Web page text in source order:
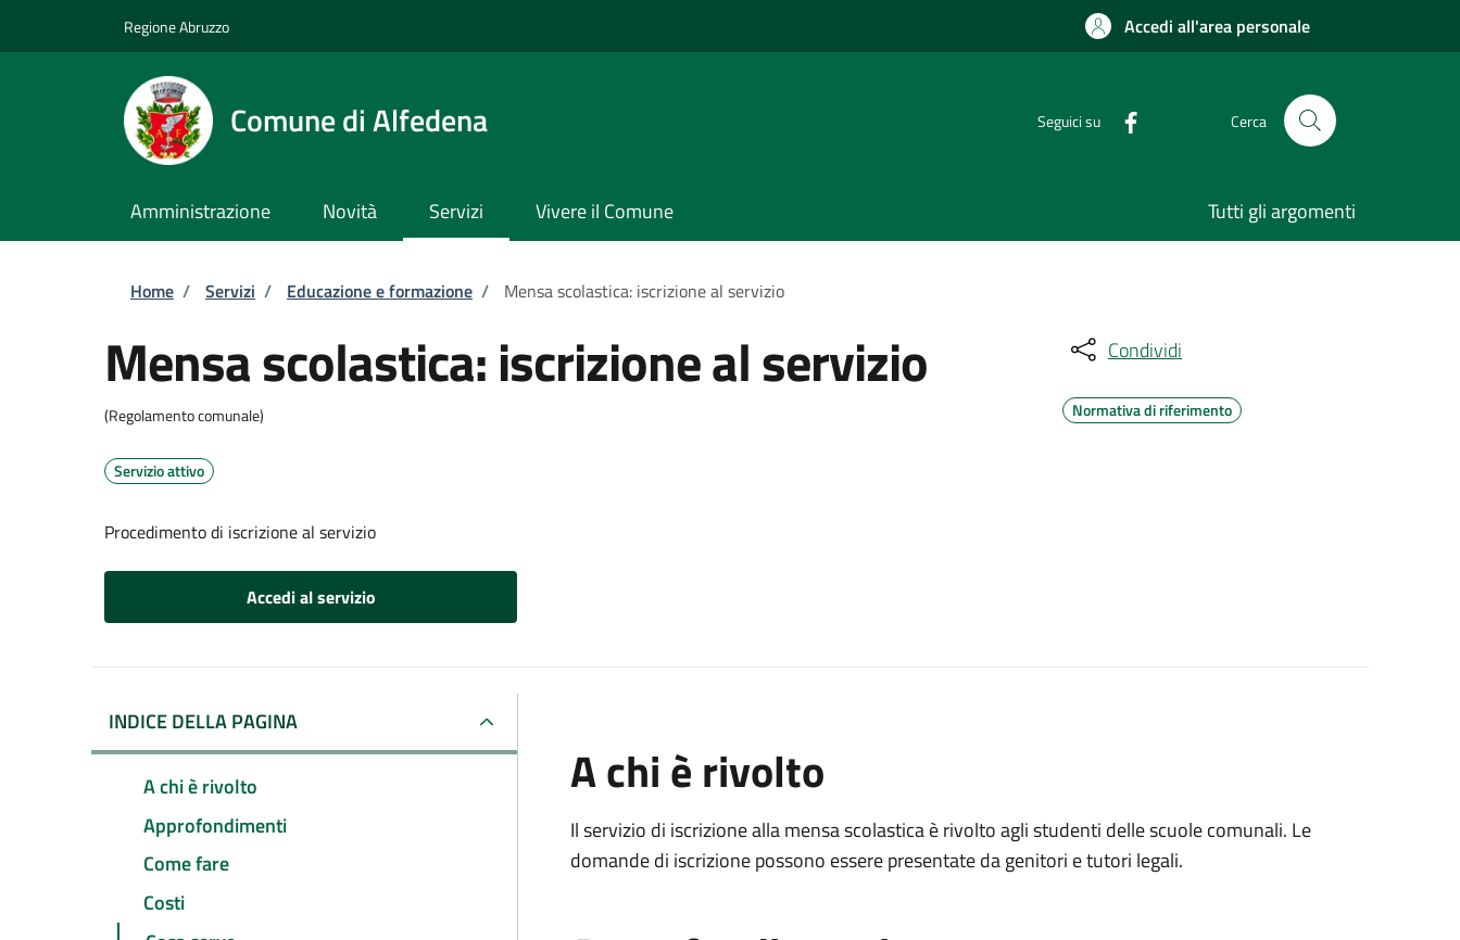
Regione Abruzzo Accedi all'area personale
Comune di Alfedena Seguici su Cerca
Amministrazione Novità Servizi Vivere il Comune Tutti gli argomenti
Briciole di pane
Home / Servizi / Educazione e formazione / Mensa scolastica: iscrizione al servizio
Mensa scolastica: iscrizione al servizio
(Regolamento comunale)
Servizio attivo
Procedimento di iscrizione al servizio
Accedi al servizio
Condividi
Normativa di riferimento
INDICE DELLA PAGINA
A chi è rivolto
Approfondimenti
Come fare
Costi
A chi è rivolto
Il servizio di iscrizione alla mensa scolastica è rivolto agli studenti delle scuole comunali. Le
domande di iscrizione possono essere presentate da genitori e tutori legali.